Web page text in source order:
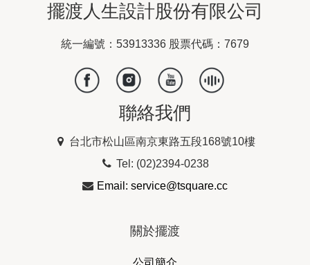
擺渡人生設計股份有限公司
統一編號：53913336 股票代碼：7679
聯絡我們
台北市松山區南京東路五段168號10樓
Tel: (02)2394-0238
Email: service@tsquare.cc
關於擺渡
公司簡介